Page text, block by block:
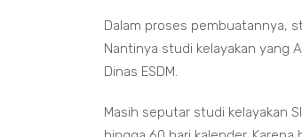
Dalam proses pembuatannya,
Nantinya studi kelayakan yang
Dinas ESDM.
Masih seputar studi kelayakan